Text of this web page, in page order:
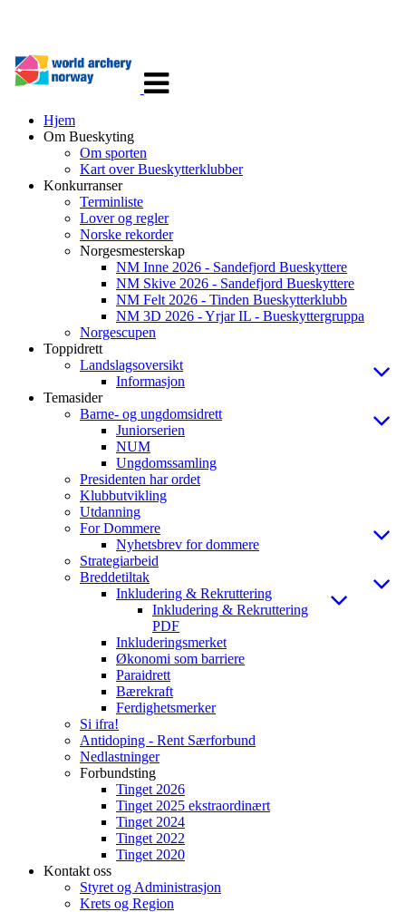
navigasjon
Hjem
Om Bueskyting
Om sporten
Kart over Bueskytterklubber
Konkurranser
Terminliste
Lover og regler
Norske rekorder
Norgesmesterskap
NM Inne 2026 - Sandefjord Bueskyttere
NM Skive 2026 - Sandefjord Bueskyttere
NM Felt 2026 - Tinden Bueskytterklubb
NM 3D 2026 - Yrjar IL - Bueskyttergruppa
Norgescupen
Toppidrett
Landslagsoversikt
Informasjon
Temasider
Barne- og ungdomsidrett
Juniorserien
NUM
Ungdomssamling
Presidenten har ordet
Klubbutvikling
Utdanning
For Dommere
Nyhetsbrev for dommere
Strategiarbeid
Breddetiltak
Inkludering & Rekruttering
Inkludering & Rekruttering
PDF
Inkluderingsmerket
Økonomi som barriere
Paraidrett
Bærekraft
Ferdighetsmerker
Si ifra!
Antidoping - Rent Særforbund
Nedlastninger
Forbundsting
Tinget 2026
Tinget 2025 ekstraordinært
Tinget 2024
Tinget 2022
Tinget 2020
Kontakt oss
Styret og Administrasjon
Krets og Region